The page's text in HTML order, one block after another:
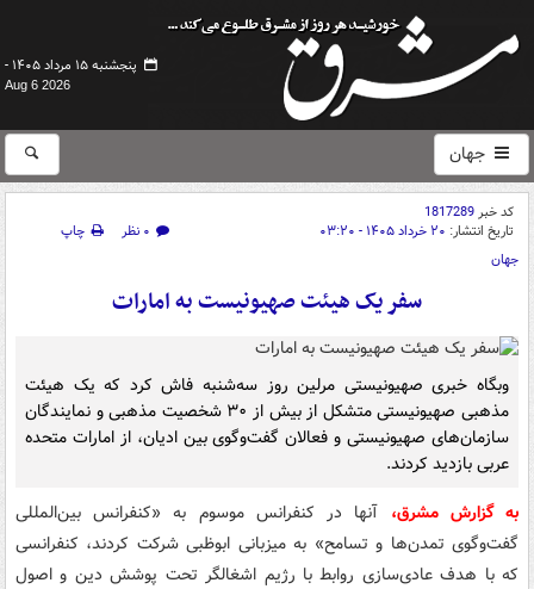
پنجشنبه ۱۵ مرداد ۱۴۰۵ -
Aug 6 2026
جهان
کد خبر1817289
تاریخ انتشار: ۲۰ خرداد ۱۴۰۵ - ۰۳:۲۰ ۰ نظر
چاپ
جهان
سفر یک هیئت صهیونیست به امارات
وبگاه خبری صهیونیستی مرلین روز سه‌شنبه فاش کرد که یک هیئت
مذهبی صهیونیستی متشکل از بیش از ۳۰ شخصیت مذهبی و نمایندگان
سازمان‌های صهیونیستی و فعالان گفت‌وگوی بین ادیان، از امارات متحده
عربی بازدید کردند.
به گزارش مشرق، آنها در کنفرانس موسوم به «کنفرانس بین‌المللی
گفت‌وگوی تمدن‌ها و تسامح» به میزبانی ابوظبی شرکت کردند، کنفرانسی
که با هدف عادی‌سازی روابط با رژیم اشغالگر تحت پوشش دین و اصول